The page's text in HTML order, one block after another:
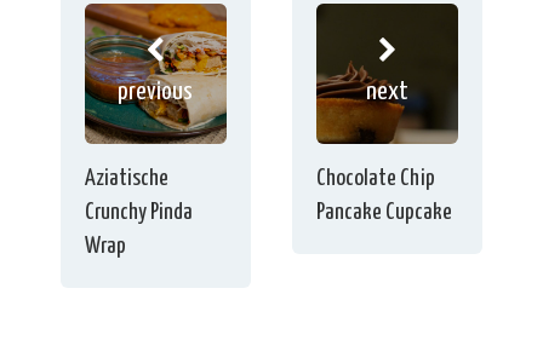
previous
Aziatische
Crunchy Pinda
Wrap
next
Chocolate Chip
Pancake Cupcake